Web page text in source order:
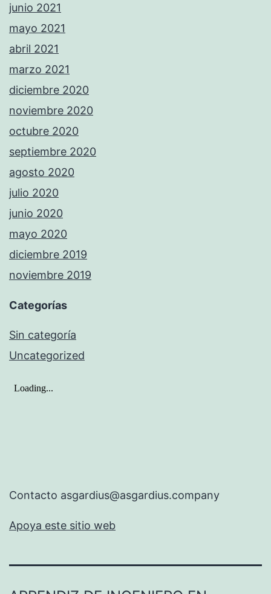
junio 2021
mayo 2021
abril 2021
marzo 2021
diciembre 2020
noviembre 2020
octubre 2020
septiembre 2020
agosto 2020
julio 2020
junio 2020
mayo 2020
diciembre 2019
noviembre 2019
Categorías
Sin categoría
Uncategorized
Contacto asgardius@asgardius.company
Apoya este sitio web